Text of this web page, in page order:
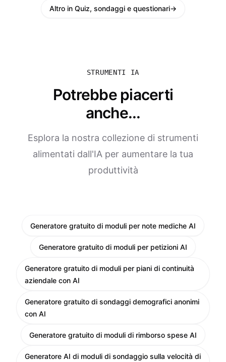
Altro in Quiz, sondaggi e questionari→
STRUMENTI IA
Potrebbe piacerti
anche...
Esplora la nostra collezione di strumenti
alimentati dall'IA per aumentare la tua
produttività
Generatore gratuito di moduli per note mediche AI
Generatore gratuito di moduli per petizioni AI
Generatore gratuito di moduli per piani di continuità
aziendale con AI
Generatore gratuito di sondaggi demografici anonimi
con AI
Generatore gratuito di moduli di rimborso spese AI
Generatore AI di moduli di sondaggio sulla velocità di